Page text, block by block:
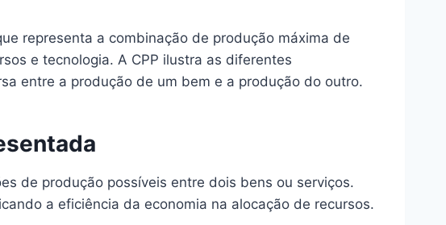
representa a combinação de produção máxima de
e tecnologia. A CPP ilustra as diferentes
entre a produção de um bem e a produção do outro.
de produção possíveis entre dois bens ou serviços.
a eficiência da economia na alocação de recursos.